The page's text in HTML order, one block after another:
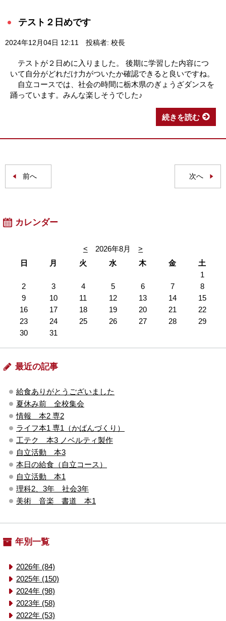
テスト２日めです
2024年12月04日 12:11 投稿者: 校長
テストが２日めに入りました。 後期に学習した内容につ
いて自分がどれだけ力がついたか確認できると良いですね。
自立コースでは、社会の時間に栃木県のぎょうざダンスを
踊っています。みんな楽しそうでした♪
続きを読む
前へ 次へ
カレンダー
< 2026年8月
>
日
月 火 水 木 金
土
1
2
3 4 5 6 7
8
9
10 11 12 13 14
15
16
17 18 19 20 21
22
23
24 25 26 27 28
29
30
31
最近の記事
給食ありがとうございました
夏休み前 全校集会
情報 本2 専2
ライフ本1 専1（かばんづくり）
工テク 本3 ノベルティ製作
自立活動 本3
本日の給食（自立コース）
自立活動 本1
理科2、3年 社会3年
美術 音楽 書道 本1
年別一覧
2026年 (84)
2025年 (150)
2024年 (98)
2023年 (58)
2022年 (53)